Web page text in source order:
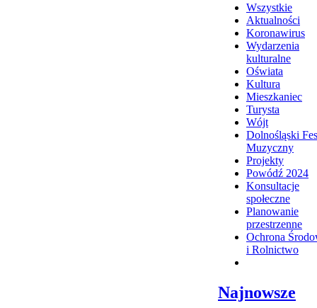
Wszystkie
Aktualności
Koronawirus
Wydarzenia
kulturalne
Oświata
Kultura
Mieszkaniec
Turysta
Wójt
Dolnośląski
Muzyczny
Projekty
Powódź 2024
Konsultacje
społeczne
Planowanie
przestrzenne
Ochrona
i Rolnictwo
Najnowsze